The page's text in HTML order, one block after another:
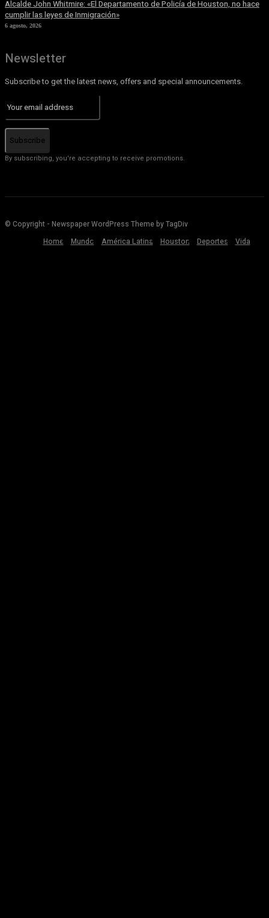
Alcalde John Whitmire: «El Departamento de Policía de Houston, no hace
cumplir las leyes de Inmigración»
6 agosto, 2026
Newsletter
Subscribe to get the latest news, offers and special announcements.
Subscribe
By subscribing, you're accepting to receive promotions.
© Copyright - Newspaper WordPress Theme by TagDiv
Home
Mundo América Latina Houston Deportes Vida